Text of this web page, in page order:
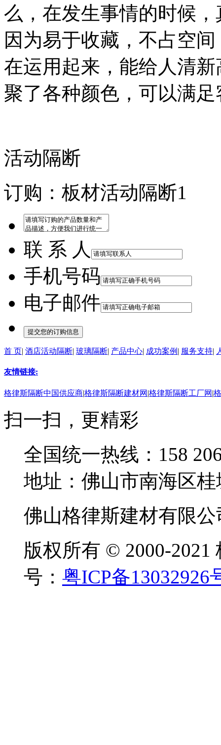
广东揭阳榕江大酒店
么，在发生事情的时候
因为易于收藏，不占空
在运用起来，能给人清
聚了各种颜色，可以满
活动隔断
订购：板材活动隔断1
联 系 人
手机号码
电子邮件
首 页| 酒店活动隔断| 玻璃隔断| 产品中心| 成功案例 | 服务支持|
友情链接:
格律斯隔断中国供应商|格律斯隔断建材网 |格律斯隔断工厂网 |
扫一扫，更精彩
全国统一热线：158
地址：佛山市南海区
佛山格律斯建材有限公
版权所有 © 2000-
号： 粤ICP备13032926